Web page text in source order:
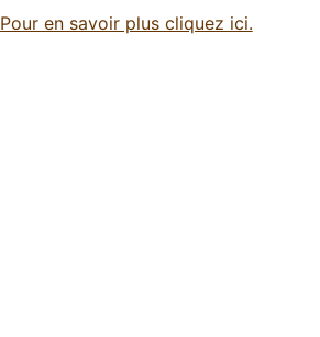
Pour en savoir plus cliquez ici.